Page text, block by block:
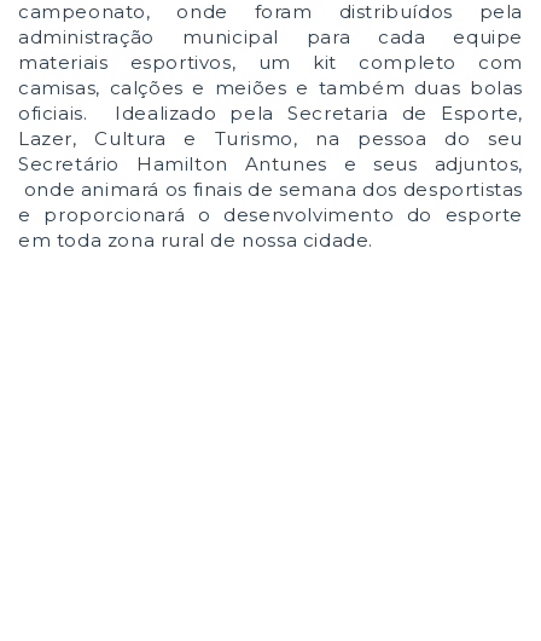
campeonato, onde foram distribuídos pela
administração municipal para cada equipe
materiais esportivos, um kit completo com
camisas, calções e meiões e também duas bolas
oficiais. Idealizado pela Secretaria de Esporte,
Lazer, Cultura e Turismo, na pessoa do seu
Secretário Hamilton Antunes e seus adjuntos,
onde animará os finais de semana dos desportistas
e proporcionará o desenvolvimento do esporte
em toda zona rural de nossa cidade.